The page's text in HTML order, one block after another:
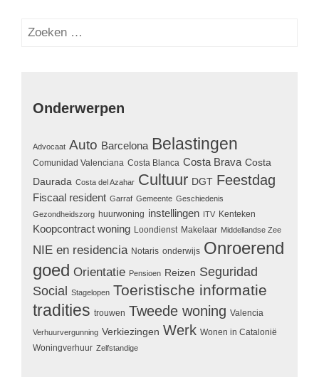
Zoeken
Onderwerpen
Advocaat Auto Barcelona Belastingen
Comunidad Valenciana Costa Blanca Costa Brava Costa
Daurada Costa del Azahar Cultuur DGT Feestdag
Fiscaal resident Garraf Gemeente Geschiedenis
Gezondheidszorg huurwoning instellingen ITV Kenteken
Koopcontract woning Loondienst Makelaar Middellandse Zee
NIE en residencia Notaris onderwijs Onroerend
goed Orientatie Pensioen Reizen Seguridad
Social Stagelopen Toeristische informatie
tradities trouwen Tweede woning Valencia
Verhuurvergunning Verkiezingen Werk Wonen in Catalonië
Woningverhuur Zelfstandige